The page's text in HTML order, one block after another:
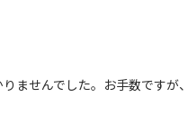
ませんでした。お手数ですが